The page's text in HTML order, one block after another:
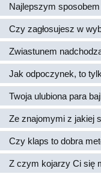
Najlepszym sposobem
Czy zagłosujesz w
Zwiastunem
Jak odpoczynek, to
Twoja ulubiona para
Ze znajomymi z jakiej
Czy klaps to dobra
Z czym kojarzy Ci się